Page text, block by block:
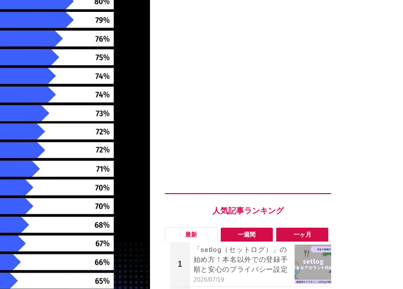
最新 一週間 一ヶ月
1
「setlog（セットログ）」の
始め方！本名以外での登録手
順と安心のプライバシー設定
2026/07/19